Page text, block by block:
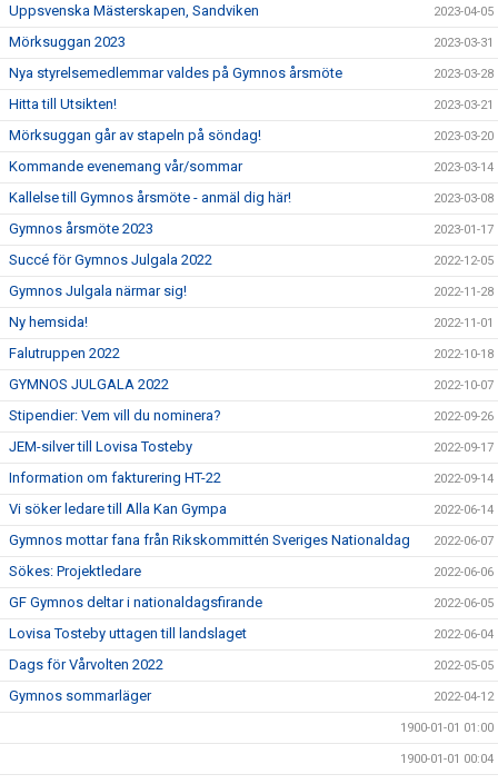
Uppsvenska Mästerskapen, Sandviken 2023-04-05
Mörksuggan 2023 2023-03-31
Nya styrelsemedlemmar valdes på Gymnos årsmöte 2023-03-28
Hitta till Utsikten! 2023-03-21
Mörksuggan går av stapeln på söndag! 2023-03-20
Kommande evenemang vår/sommar 2023-03-14
Kallelse till Gymnos årsmöte - anmäl dig här! 2023-03-08
Gymnos årsmöte 2023 2023-01-17
Succé för Gymnos Julgala 2022 2022-12-05
Gymnos Julgala närmar sig! 2022-11-28
Ny hemsida! 2022-11-01
Falutruppen 2022 2022-10-18
GYMNOS JULGALA 2022 2022-10-07
Stipendier: Vem vill du nominera? 2022-09-26
JEM-silver till Lovisa Tosteby 2022-09-17
Information om fakturering HT-22 2022-09-14
Vi söker ledare till Alla Kan Gympa 2022-06-14
Gymnos mottar fana från Rikskommittén Sveriges Nationaldag 2022-06-07
Sökes: Projektledare 2022-06-06
GF Gymnos deltar i nationaldagsfirande 2022-06-05
Lovisa Tosteby uttagen till landslaget 2022-06-04
Dags för Vårvolten 2022 2022-05-05
Gymnos sommarläger 2022-04-12
1900-01-01 01:00
1900-01-01 00:04